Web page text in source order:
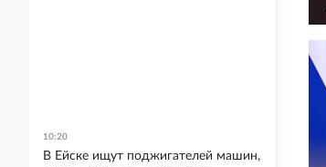
10:20
В Ейске ищут поджигателей машин,